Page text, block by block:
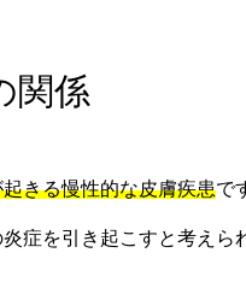
関係
きる慢性的な皮膚疾患で
症を引き起こすと考えら